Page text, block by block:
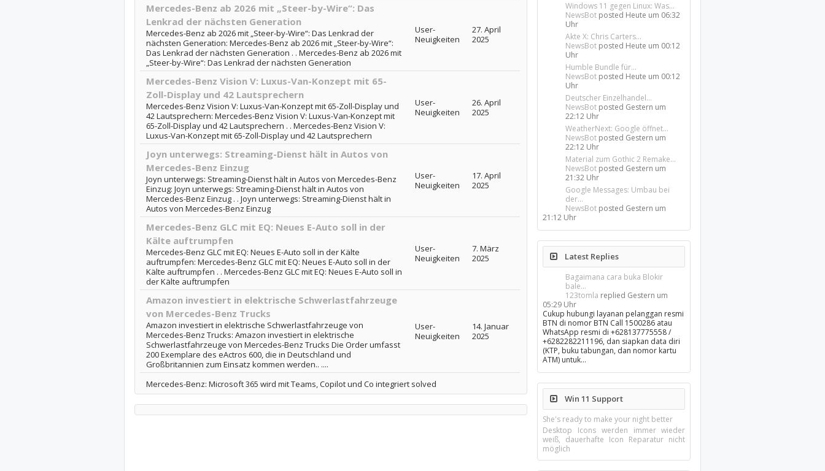
Mercedes-Benz ab 2026 mit „Steer-by-Wire“: Das
Lenkrad der nächsten Generation
Mercedes-Benz ab 2026 mit „Steer-by-Wire“: Das Lenkrad der
nächsten Generation: Mercedes-Benz ab 2026 mit „Steer-by-Wire“:
Das Lenkrad der nächsten Generation . . Mercedes-Benz ab 2026 mit
„Steer-by-Wire“: Das Lenkrad der nächsten Generation
User-
Neuigkeiten
27. April
2025
Mercedes-Benz Vision V: Luxus-Van-Konzept mit 65-
Zoll-Display und 42 Lautsprechern
Mercedes-Benz Vision V: Luxus-Van-Konzept mit 65-Zoll-Display und
42 Lautsprechern: Mercedes-Benz Vision V: Luxus-Van-Konzept mit
65-Zoll-Display und 42 Lautsprechern . . Mercedes-Benz Vision V:
Luxus-Van-Konzept mit 65-Zoll-Display und 42 Lautsprechern
User-
Neuigkeiten
26. April
2025
Joyn unterwegs: Streaming-Dienst hält in Autos von
Mercedes-Benz Einzug
Joyn unterwegs: Streaming-Dienst hält in Autos von Mercedes-Benz
Einzug: Joyn unterwegs: Streaming-Dienst hält in Autos von
Mercedes-Benz Einzug . . Joyn unterwegs: Streaming-Dienst hält in
Autos von Mercedes-Benz Einzug
User-
Neuigkeiten
17. April
2025
Mercedes-Benz GLC mit EQ: Neues E-Auto soll in der
Kälte auftrumpfen
Mercedes-Benz GLC mit EQ: Neues E-Auto soll in der Kälte
auftrumpfen: Mercedes-Benz GLC mit EQ: Neues E-Auto soll in der
Kälte auftrumpfen . . Mercedes-Benz GLC mit EQ: Neues E-Auto soll in
der Kälte auftrumpfen
User-
Neuigkeiten
7. März
2025
Amazon investiert in elektrische Schwerlastfahrzeuge
von Mercedes-Benz Trucks
Amazon investiert in elektrische Schwerlastfahrzeuge von
Mercedes-Benz Trucks: Amazon investiert in elektrische
Schwerlastfahrzeuge von Mercedes-Benz Trucks Die Order umfasst
200 Exemplare des eActros 600, die in Deutschland und
Großbritannien zum Einsatz kommen werden.. ....
User-
Neuigkeiten
14. Januar
2025
Mercedes-Benz: Microsoft 365 wird mit Teams, Copilot und Co integriert solved
Windows 11 gegen Linux: Was...
NewsBot posted Heute um 06:32
Uhr
Akte X: Chris Carters...
NewsBot posted Heute um 00:12
Uhr
Humble Bundle für...
NewsBot posted Heute um 00:12
Uhr
Deutscher Einzelhandel...
NewsBot posted Gestern um
22:12 Uhr
WeatherNext: Google öffnet...
NewsBot posted Gestern um
22:12 Uhr
Material zum Gothic 2 Remake...
NewsBot posted Gestern um
21:32 Uhr
Google Messages: Umbau bei
der...
NewsBot posted Gestern um
21:12 Uhr
Latest Replies
Bagaimana cara buka Blokir
bale...
123tomla replied Gestern um
05:29 Uhr
Cukup hubungi layanan pelanggan resmi
BTN di nomor BTN Call 1500286 atau
WhatsApp resmi di +628137775558 /
+6282282211196, dan siapkan data diri
(KTP, buku tabungan, dan nomor kartu
ATM) untuk…
Win 11 Support
She's ready to make your night better
Desktop Icons werden immer wieder
weiß, dauerhafte Icon Reparatur nicht
möglich